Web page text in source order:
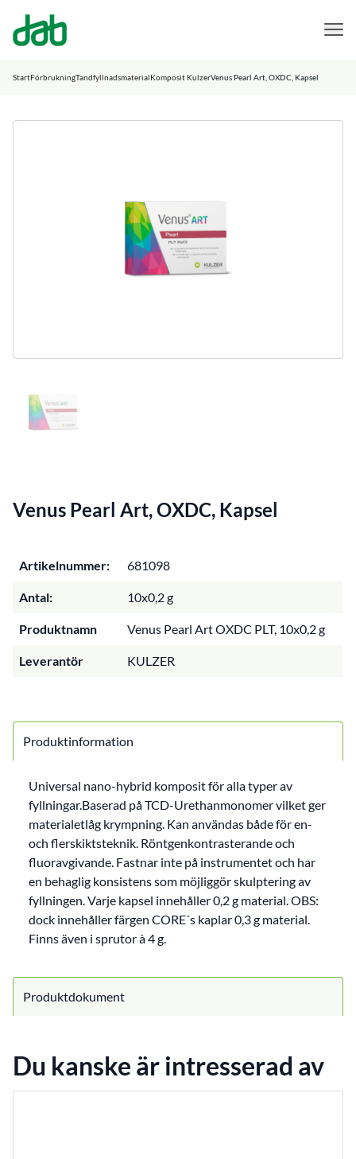
DAB Dental
StartFörbrukningTandfyllnadsmaterialKomposit KulzerVenus Pearl Art, OXDC, Kapsel
Venus Pearl Art, OXDC, Kapsel
Artikelnummer: 681098
Antal: 10x0,2 g
Produktnamn Venus Pearl Art OXDC PLT, 10x0,2 g
Leverantör KULZER
Produktinformation
Universal nano-hybrid komposit för alla typer av
fyllningar.Baserad på TCD-Urethanmonomer vilket ger
materialetlåg krympning. Kan användas både för en-
och flerskiktsteknik. Röntgenkontrasterande och
fluoravgivande. Fastnar inte på instrumentet och har
en behaglig konsistens som möjliggör skulptering av
fyllningen. Varje kapsel innehåller 0,2 g material. OBS:
dock innehåller färgen CORE´s kaplar 0,3 g material.
Finns även i sprutor à 4 g.
Produktdokument
Du kanske är intresserad av